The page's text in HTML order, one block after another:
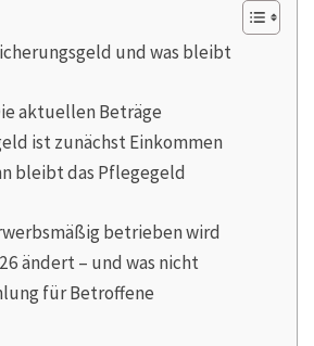
und was bleibt
aktuellen Beträge
ist zunächst Einkommen
bleibt das Pflegegeld
betrieben wird
ändert – und was nicht
für Betroffene